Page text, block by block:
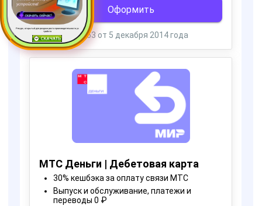
Ресурс, открытый для раздачи роста производительности ус
тройств